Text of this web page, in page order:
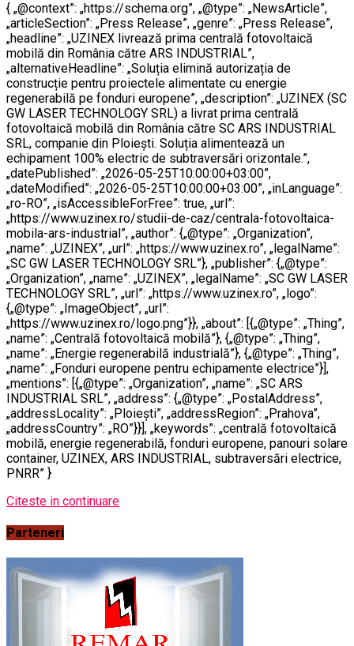
{ „@context”: „https://schema.org”, „@type”: „NewsArticle”,
„articleSection”: „Press Release”, „genre”: „Press Release”,
„headline”: „UZINEX livrează prima centrală fotovoltaică
mobilă din România către ARS INDUSTRIAL”,
„alternativeHeadline”: „Soluția elimină autorizația de
construcție pentru proiectele alimentate cu energie
regenerabilă pe fonduri europene”, „description”: „UZINEX (SC
GW LASER TECHNOLOGY SRL) a livrat prima centrală
fotovoltaică mobilă din România către SC ARS INDUSTRIAL
SRL, companie din Ploiești. Soluția alimentează un
echipament 100% electric de subtraversări orizontale.”,
„datePublished”: „2026-05-25T10:00:00+03:00”,
„dateModified”: „2026-05-25T10:00:00+03:00”, „inLanguage”:
„ro-RO”, „isAccessibleForFree”: true, „url”:
„https://www.uzinex.ro/studii-de-caz/centrala-fotovoltaica-
mobila-ars-industrial”, „author”: {„@type”: „Organization”,
„name”: „UZINEX”, „url”: „https://www.uzinex.ro”, „legalName”:
„SC GW LASER TECHNOLOGY SRL”}, „publisher”: {„@type”:
„Organization”, „name”: „UZINEX”, „legalName”: „SC GW LASER
TECHNOLOGY SRL”, „url”: „https://www.uzinex.ro”, „logo”:
{„@type”: „ImageObject”, „url”:
„https://www.uzinex.ro/logo.png”}}, „about”: [{„@type”: „Thing”,
„name”: „Centrală fotovoltaică mobilă”}, {„@type”: „Thing”,
„name”: „Energie regenerabilă industrială”}, {„@type”: „Thing”,
„name”: „Fonduri europene pentru echipamente electrice”}],
„mentions”: [{„@type”: „Organization”, „name”: „SC ARS
INDUSTRIAL SRL”, „address”: {„@type”: „PostalAddress”,
„addressLocality”: „Ploiești”, „addressRegion”: „Prahova”,
„addressCountry”: „RO”}}], „keywords”: „centrală fotovoltaică
mobilă, energie regenerabilă, fonduri europene, panouri solare
container, UZINEX, ARS INDUSTRIAL, subtraversări electrice,
PNRR” }
Citeste in continuare
Parteneri